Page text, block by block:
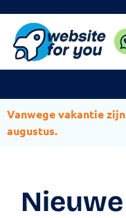
Vanwege vakantie
augustus.